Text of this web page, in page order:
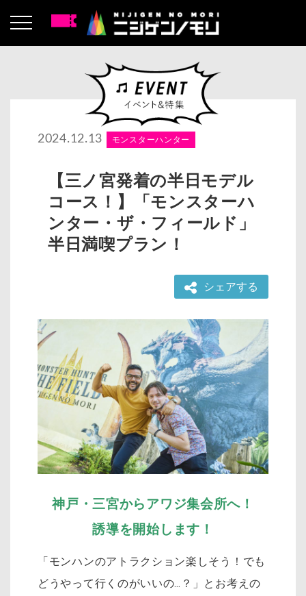
2024.12.13 モンスターハンター
【三ノ宮発着の半日モデル
コース！】「モンスターハ
ンター・ザ・フィールド」
半日満喫プラン！
シェアする
神戸・三宮からアワジ集会所へ！
誘導を開始します！
「モンハンのアトラクション楽しそう！でも
どうやって行くのがいいの…？」とお考えの